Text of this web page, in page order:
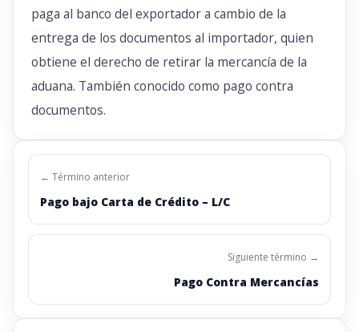
paga al banco del exportador a cambio de la
entrega de los documentos al importador, quien
obtiene el derecho de retirar la mercancía de la
aduana. También conocido como pago contra
documentos.
← Término anterior
Pago bajo Carta de Crédito – L/C
Siguiente término →
Pago Contra Mercancías